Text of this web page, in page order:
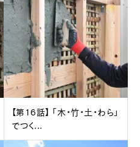
【第16話】 「木・竹・土・わら」
でつく...